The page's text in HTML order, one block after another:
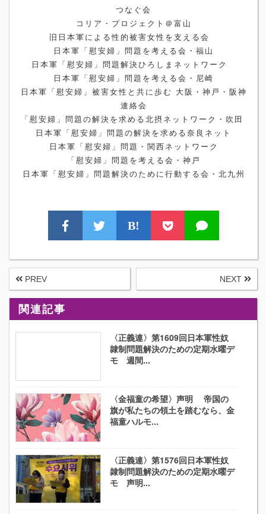
つなぐ会
コリア・プロジェクト＠富山
旧日本軍による性的被害女性を支える会
日本軍「慰安婦」問題を考える会・福山
日本軍「慰安婦」問題解決ひろしまネットワーク
日本軍「慰安婦」問題を考える会・尼崎
日本軍「慰安婦」被害女性と共に歩む 大阪・神戸・阪神
連絡会
「慰安婦」問題の解決を求める北摂ネットワーク・吹田
日本軍「慰安婦」問題の解決を求める奈良ネット
日本軍「慰安婦」問題・関西ネットワーク
「慰安婦」問題を考える会・神戸
日本軍「慰安婦」問題解決のために行動する会・北九州
B!
PREV NEXT
関連記事
〈正義連〉第1609回日本軍性奴
隷制問題解決のための定期水曜デ
モ 週間...
〈金福童の希望〉声明 帝国の
旗が私たちの領土を踏むなら、金
福童ハルモ...
〈正義連〉第1576回日本軍性奴
隷制問題解決のための定期水曜デ
モ 声明...